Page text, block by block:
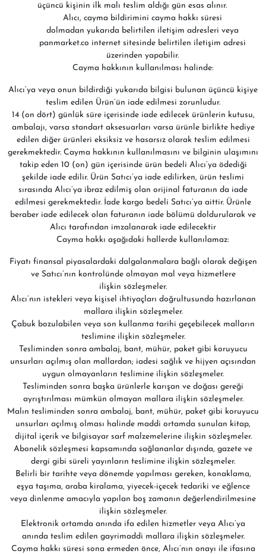
üçüncü kişinin ilk malı teslim aldığı gün esas alınır.
Alıcı, cayma bildirimini cayma hakkı süresi
dolmadan yukarıda belirtilen iletişim adresleri veya
panmarket.co internet sitesinde belirtilen iletişim adresi
üzerinden yapabilir.
Cayma hakkının kullanılması halinde:
Alıcı’ya veya onun bildirdiği yukarıda bilgisi bulunan üçüncü kişiye
teslim edilen Ürün’ün iade edilmesi zorunludur.
14 (on dört) günlük süre içerisinde iade edilecek ürünlerin kutusu,
ambalajı, varsa standart aksesuarları varsa ürünle birlikte hediye
edilen diğer ürünleri eksiksiz ve hasarsız olarak teslim edilmesi
gerekmektedir. Cayma hakkının kullanılmasını ve bilginin ulaşımını
takip eden 10 (on) gün içerisinde ürün bedeli Alıcı’ya ödediği
şekilde iade edilir. Ürün Satıcı’ya iade edilirken, ürün teslimi
sırasında Alıcı’ya ibraz edilmiş olan orijinal faturanın da iade
edilmesi gerekmektedir. İade kargo bedeli Satıcı’ya aittir. Ürünle
beraber iade edilecek olan faturanın iade bölümü doldurularak ve
Alıcı tarafından imzalanarak iade edilecektir
Cayma hakkı aşağıdaki hallerde kullanılamaz:
Fiyatı finansal piyasalardaki dalgalanmalara bağlı olarak değişen
ve Satıcı’nın kontrolünde olmayan mal veya hizmetlere
ilişkin sözleşmeler.
Alıcı’nın istekleri veya kişisel ihtiyaçları doğrultusunda hazırlanan
mallara ilişkin sözleşmeler.
Çabuk bozulabilen veya son kullanma tarihi geçebilecek malların
teslimine ilişkin sözleşmeler.
Tesliminden sonra ambalaj, bant, mühür, paket gibi koruyucu
unsurları açılmış olan mallardan; iadesi sağlık ve hijyen açısından
uygun olmayanların teslimine ilişkin sözleşmeler.
Tesliminden sonra başka ürünlerle karışan ve doğası gereği
ayrıştırılması mümkün olmayan mallara ilişkin sözleşmeler.
Malın tesliminden sonra ambalaj, bant, mühür, paket gibi koruyucu
unsurları açılmış olması halinde maddi ortamda sunulan kitap,
dijital içerik ve bilgisayar sarf malzemelerine ilişkin sözleşmeler.
Abonelik sözleşmesi kapsamında sağlananlar dışında, gazete ve
dergi gibi süreli yayınların teslimine ilişkin sözleşmeler.
Belirli bir tarihte veya dönemde yapılması gereken, konaklama,
eşya taşıma, araba kiralama, yiyecek-içecek tedariki ve eğlence
veya dinlenme amacıyla yapılan boş zamanın değerlendirilmesine
ilişkin sözleşmeler.
Elektronik ortamda anında ifa edilen hizmetler veya Alıcı’ya
anında teslim edilen gayrimaddi mallara ilişkin sözleşmeler.
Cayma hakkı süresi sona ermeden önce, Alıcı’nın onayı ile ifasına